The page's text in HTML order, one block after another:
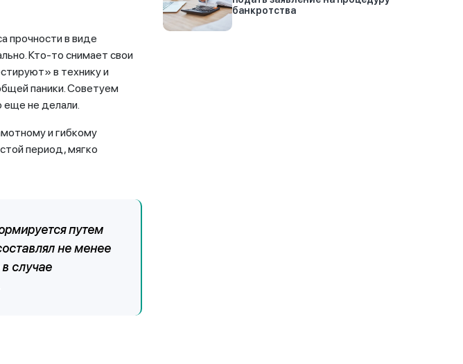
прочности в виде
Кто-то снимает свои
в технику и
паники. Советуем
еще не делали.
и гибкому
период, мягко
путем
не менее
случае
банкротства